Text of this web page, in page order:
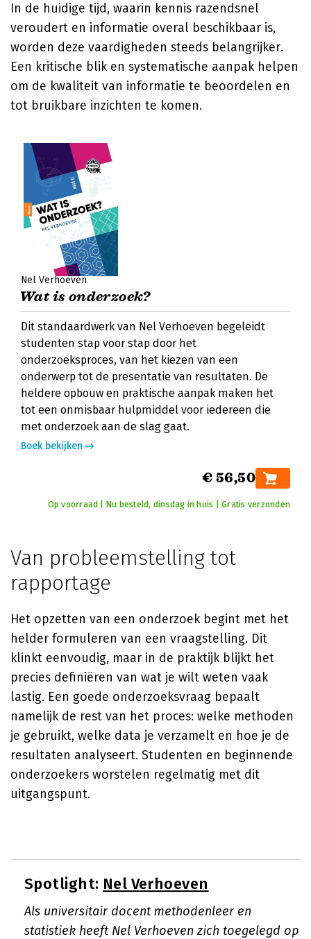
In de huidige tijd, waarin kennis razendsnel
veroudert en informatie overal beschikbaar is,
worden deze vaardigheden steeds belangrijker.
Een kritische blik en systematische aanpak helpen
om de kwaliteit van informatie te beoordelen en
tot bruikbare inzichten te komen.
Nel Verhoeven
Wat is onderzoek?
Dit standaardwerk van Nel Verhoeven begeleidt
studenten stap voor stap door het
onderzoeksproces, van het kiezen van een
onderwerp tot de presentatie van resultaten. De
heldere opbouw en praktische aanpak maken het
tot een onmisbaar hulpmiddel voor iedereen die
met onderzoek aan de slag gaat.
Boek bekijken
€ 56,50
Op voorraad | Nu besteld, dinsdag in huis | Gratis verzonden
Van probleemstelling tot
rapportage
Het opzetten van een onderzoek begint met het
helder formuleren van een vraagstelling. Dit
klinkt eenvoudig, maar in de praktijk blijkt het
precies definiëren van wat je wilt weten vaak
lastig. Een goede onderzoeksvraag bepaalt
namelijk de rest van het proces: welke methoden
je gebruikt, welke data je verzamelt en hoe je de
resultaten analyseert. Studenten en beginnende
onderzoekers worstelen regelmatig met dit
uitgangspunt.
Spotlight: Nel Verhoeven
Als universitair docent methodenleer en
statistiek heeft Nel Verhoeven zich toegelegd op